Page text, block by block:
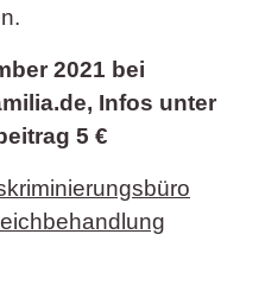
2021 bei
Infos unter
5 €